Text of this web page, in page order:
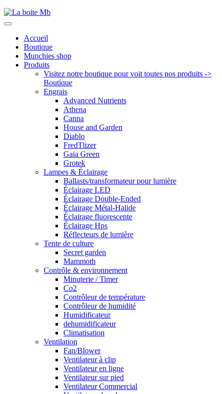
Accueil
Boutique
Munchies shop
Produits
Visitez notre boutique pour voit toutes nos produits ->
Boutique
Engrais
Advanced Nutrients
Athena
Canna
House and Garden
Diablo
FredTlizer
Gaia Green
Grotek
Lampes & Éclairage
Ballasts/transformateur pour lumière
Éclairage LED
Éclairage Double-Ended
Éclairage Métal-Halide
Éclairage fluorescente
Éclairage Hps
Réflecteurs de lumière
Tente de culture
Secret garden
Mammoth
Contrôle & environnement
Minuterie / Timer
Co2
Contrôleur de température
Contrôleur de humidité
Humidificateur
dehumidificateur
Climatisation
Ventilation
Fan/Blower
Ventilateur à clip
Ventilateur en ligne
Ventilateur sur pied
Ventilateur Commercial